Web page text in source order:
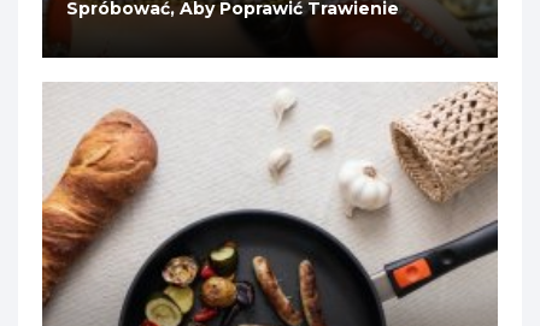
Spróbować, Aby Poprawić Trawienie